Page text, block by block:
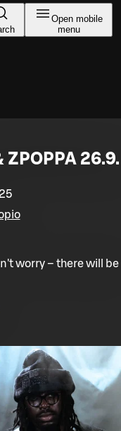
Open mobile
menu
26.9.
worry – there will be